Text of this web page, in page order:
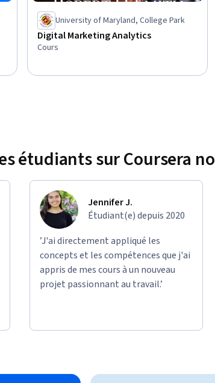
University of Maryland, College Park
Digital Marketing Analytics
Cours
étudiants sur Coursera
Jennifer J.
Étudiant(e) depuis 2020
’J'ai directement appliqué les
concepts et les compétences que j'ai
appris de mes cours à un nouveau
projet passionnant au travail.’